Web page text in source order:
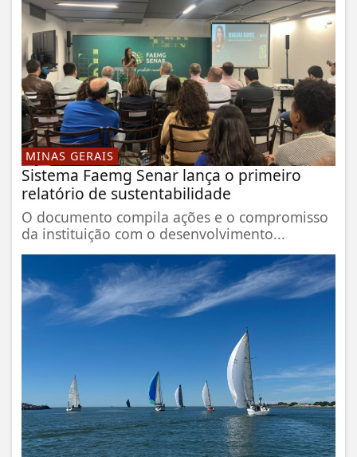
MINAS GERAIS
Sistema Faemg Senar lança o primeiro
relatório de sustentabilidade
O documento compila ações e o compromisso
da instituição com o desenvolvimento...